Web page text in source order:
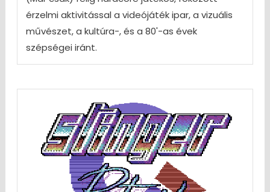
érzelmi aktivitással a videójáték ipar, a vizuális
művészet, a kultúra-, és a 80'-as évek
szépségei iránt.